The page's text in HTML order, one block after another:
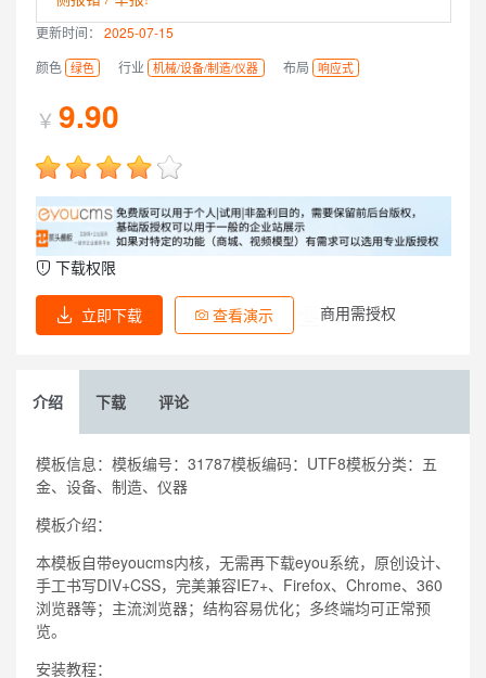
更新时间：
2025-07-15
颜色 绿色 行业 机械/设备/制造/仪器 布局 响应式
￥ 9.90
下载权限
立即下载 查看演示 商用需授权
介绍 下载 评论
模板信息：模板编号：31787模板编码：UTF8模板分类：五
金、设备、制造、仪器
模板介绍：
本模板自带eyoucms内核，无需再下载eyou系统，原创设计、
手工书写DIV+CSS，完美兼容IE7+、Firefox、Chrome、360
浏览器等；主流浏览器；结构容易优化；多终端均可正常预
览。
安装教程：